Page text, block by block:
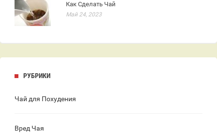
Как Сделать Чай
Май 24, 2023
РУБРИКИ
Чай для Похудения
Вред Чая